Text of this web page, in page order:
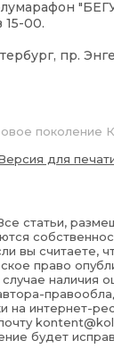
15-00.
пр.
поколение
для
статьи,
вы считаете,
право
наличия
на интернет-
будет